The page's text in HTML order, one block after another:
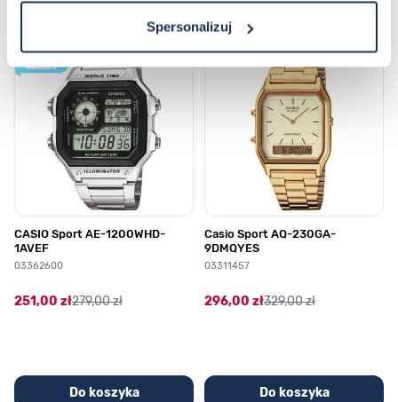
Spersonalizuj
CASIO Sport AE-1200WHD-
1AVEF
03362600
251,00 zł279,00 zł
Do koszyka
Casio Sport AQ-230GA-
9DMQYES
03311457
296,00 zł329,00 zł
Do koszyka